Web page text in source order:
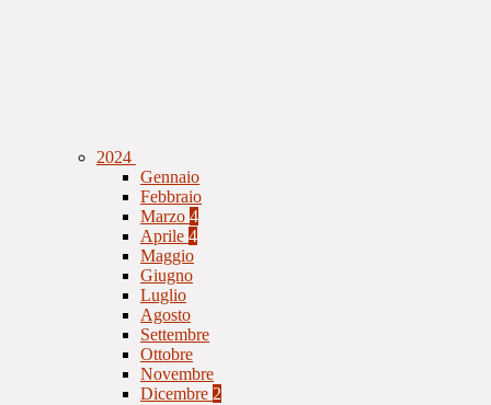
2024
Gennaio
Febbraio
Marzo 4
Aprile 4
Maggio
Giugno
Luglio
Agosto
Settembre
Ottobre
Novembre
Dicembre 2